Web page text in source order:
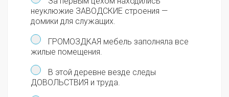
неуклюжие ЗАВОДСКИЕ строения —
домики для служащих.
ГРОМОЗДКАЯ мебель заполняла все
жилые помещения.
В этой деревне везде следы
ДОВОЛЬСТВИЯ и труда.